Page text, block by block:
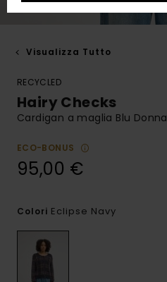
Visualizza Tutto
RECYCLED
Hairy Checks
Cardigan a maglia Blu Donna
ECO-BONUS
95,00 €
Colori Eclipse Navy